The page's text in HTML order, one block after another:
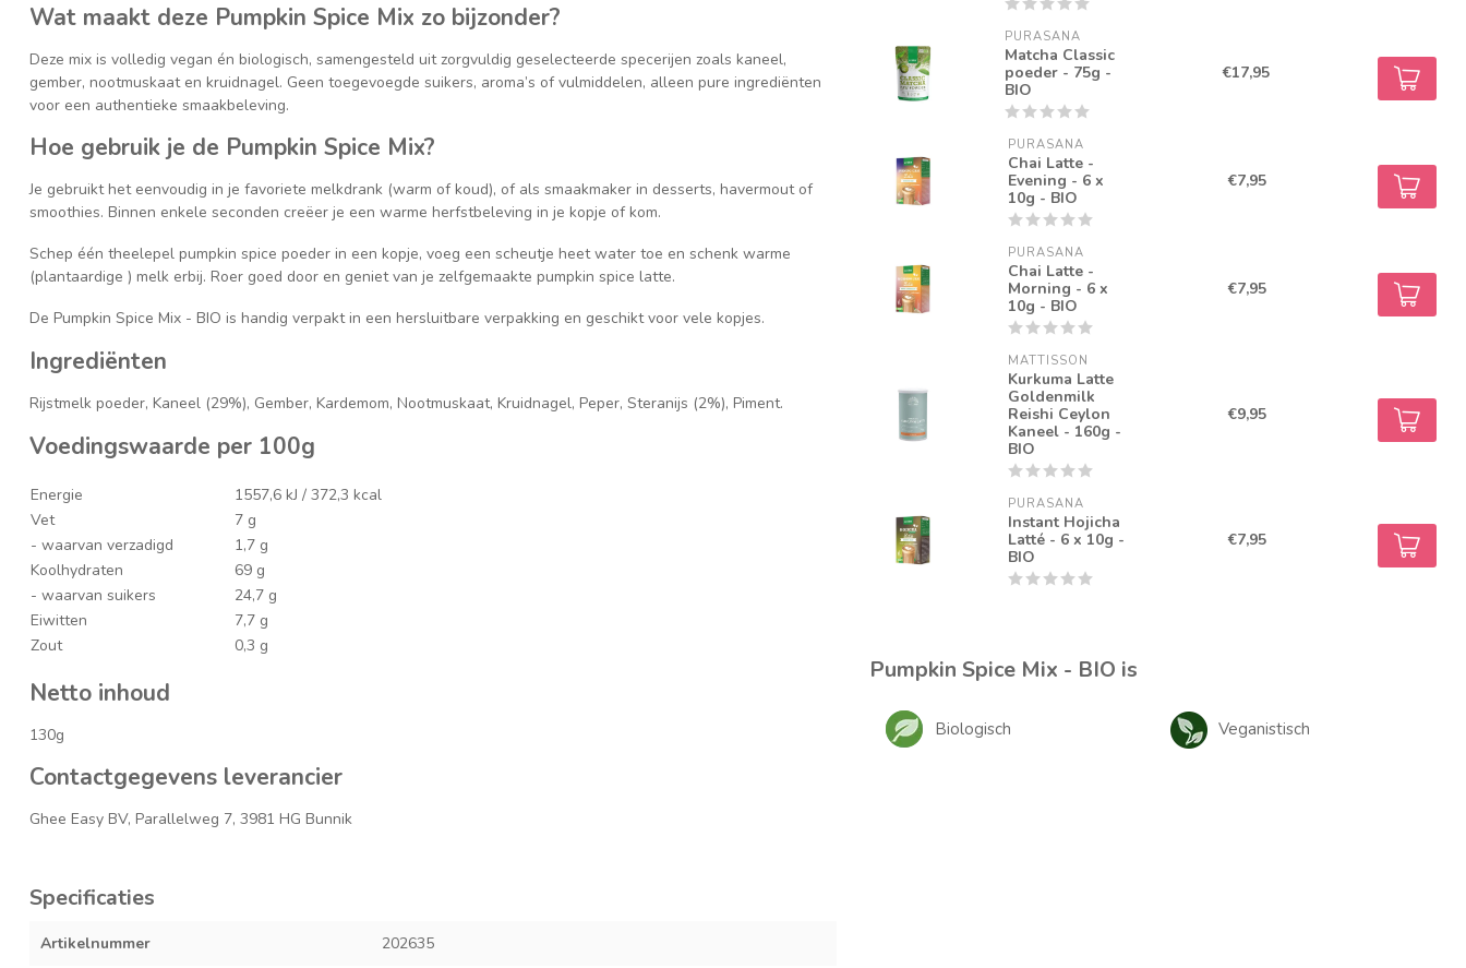
Wat maakt deze Pumpkin Spice Mix zo bijzonder?
Deze mix is volledig vegan én biologisch, samengesteld uit zorgvuldig geselecteerde specerijen zoals kaneel,
gember, nootmuskaat en kruidnagel. Geen toegevoegde suikers, aroma’s of vulmiddelen, alleen pure ingrediënten
voor een authentieke smaakbeleving.
Hoe gebruik je de Pumpkin Spice Mix?
Je gebruikt het eenvoudig in je favoriete melkdrank (warm of koud), of als smaakmaker in desserts, havermout of
smoothies. Binnen enkele seconden creëer je een warme herfstbeleving in je kopje of kom.
Schep één theelepel pumpkin spice poeder in een kopje, voeg een scheutje heet water toe en schenk warme
(plantaardige ) melk erbij. Roer goed door en geniet van je zelfgemaakte pumpkin spice latte.
De Pumpkin Spice Mix - BIO is handig verpakt in een hersluitbare verpakking en geschikt voor vele kopjes.
Ingrediënten
Rijstmelk poeder, Kaneel (29%), Gember, Kardemom, Nootmuskaat, Kruidnagel, Peper, Steranijs (2%), Piment.
Voedingswaarde per 100g
Energie
1557,6 kJ / 372,3 kcal
Vet
7 g
- waarvan verzadigd
1,7 g
Koolhydraten
69 g
- waarvan suikers
24,7 g
Eiwitten
7,7 g
Zout
0,3 g
Netto inhoud
130g
Contactgegevens leverancier
Ghee Easy BV, Parallelweg 7, 3981 HG Bunnik
Specificaties
Artikelnummer 202635
PURASANA
Matcha Classic
poeder - 75g -
BIO
€17,95
PURASANA
Chai Latte -
Evening - 6 x
10g - BIO
€7,95
PURASANA
Chai Latte -
Morning - 6 x
10g - BIO
€7,95
MATTISSON
Kurkuma Latte
Goldenmilk
Reishi Ceylon
Kaneel - 160g -
BIO
€9,95
PURASANA
Instant Hojicha
Latté - 6 x 10g -
BIO
€7,95
Pumpkin Spice Mix - BIO is
Biologisch Veganistisch